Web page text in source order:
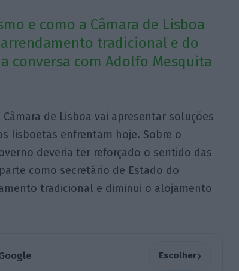
e como a Câmara de Lisboa
tradicional e do
conversa com Adolfo Mesquita
de Lisboa vai apresentar soluções
lisboetas enfrentam hoje. Sobre o
deveria ter reforçado o sentido das
como secretário de Estado do
tradicional e diminui o alojamento
Escolher›